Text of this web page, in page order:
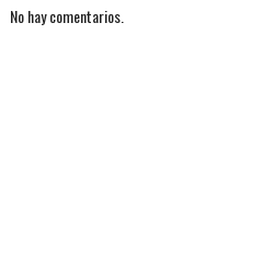
No hay comentarios.